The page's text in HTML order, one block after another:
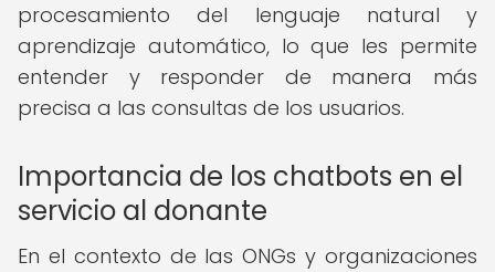
procesamiento del lenguaje natural y
aprendizaje automático, lo que les permite
entender y responder de manera más
precisa a las consultas de los usuarios.
Importancia de los chatbots en el
servicio al donante
En el contexto de las ONGs y organizaciones